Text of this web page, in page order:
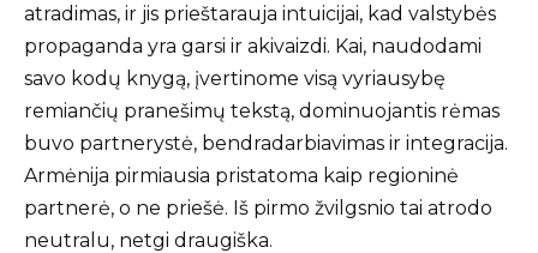
atradimas, ir jis prieštarauja intuicijai, kad valstybės
propaganda yra garsi ir akivaizdi. Kai, naudodami
savo kodų knygą, įvertinome visą vyriausybę
remiančių pranešimų tekstą, dominuojantis rėmas
buvo partnerystė, bendradarbiavimas ir integracija.
Armėnija pirmiausia pristatoma kaip regioninė
partnerė, o ne priešė. Iš pirmo žvilgsnio tai atrodo
neutralu, netgi draugiška.